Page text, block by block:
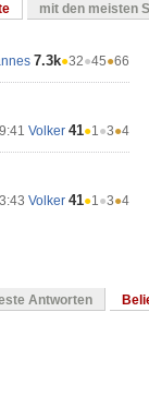
mit den meisten
7.3k●32●45●66
Volker 41●1●3●4
Volker 41●1●3●4
Antworten